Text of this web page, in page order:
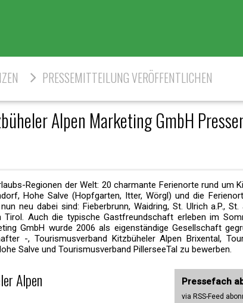
PRESSEMITTEILUNG VERÖFFENTLICHEN
Alpen Marketing GmbH
Regionen der Welt: 20 charmante Ferienorte rund um
Hohe Salve (Hopfgarten, Itter, Wörgl) und die
neu dabei sind: Fieberbrunn, Waidring, St. Ulrich a.P., St.
Auch die typische Gastfreundschaft erleben im
GmbH wurde 2006 als eigenständige Gesellschaft
-, Tourismusverband Kitzbüheler Alpen Brixental,
Salve und Tourismusverband PillerseeTal zu bewerben.
Alpen
Pressefach
via RSS-Feed